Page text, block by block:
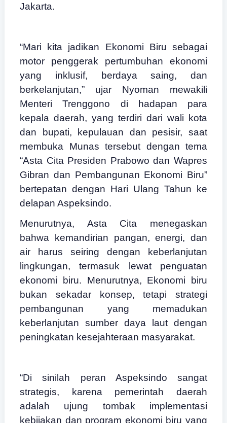
Jakarta.
“Mari kita jadikan Ekonomi Biru sebagai
motor penggerak pertumbuhan ekonomi
yang inklusif, berdaya saing, dan
berkelanjutan,” ujar Nyoman mewakili
Menteri Trenggono di hadapan para
kepala daerah, yang terdiri dari wali kota
dan bupati, kepulauan dan pesisir, saat
membuka Munas tersebut dengan tema
“Asta Cita Presiden Prabowo dan Wapres
Gibran dan Pembangunan Ekonomi Biru”
bertepatan dengan Hari Ulang Tahun ke
delapan Aspeksindo.
Menurutnya, Asta Cita menegaskan
bahwa kemandirian pangan, energi, dan
air harus seiring dengan keberlanjutan
lingkungan, termasuk lewat penguatan
ekonomi biru. Menurutnya, Ekonomi biru
bukan sekadar konsep, tetapi strategi
pembangunan yang memadukan
keberlanjutan sumber daya laut dengan
peningkatan kesejahteraan masyarakat.
“Di sinilah peran Aspeksindo sangat
strategis, karena pemerintah daerah
adalah ujung tombak implementasi
kebijakan dan program ekonomi biru yang